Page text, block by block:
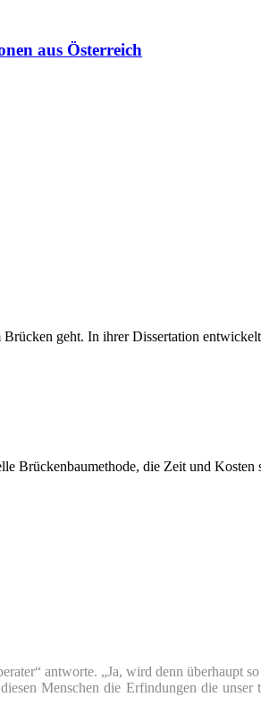
aus Österreich
geht. In ihrer Dissertation
Brückenbaumethode, die Zeit und Kosten
antworte. „Ja, wird denn überhaupt
Menschen die Erfindungen die